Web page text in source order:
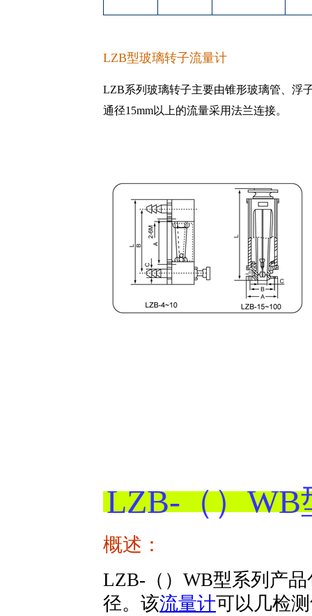
LZB型玻璃转子流量计
LZB系列玻璃转子主要由锥形玻璃管、浮
通径15mm以上的流量采用法兰连接。
LZB-（）WB
概述：
LZB-（）WB型系列产
径。该流量计可以几检